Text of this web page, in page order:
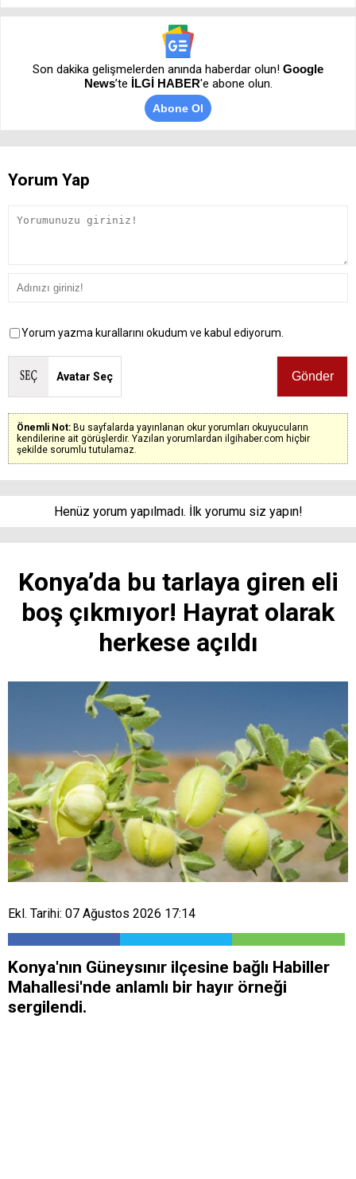
Son dakika gelişmelerden anında haberdar olun! Google
News’te İLGİ HABER'e abone olun.
Abone Ol
Yorum Yap
Yorum yazma kurallarını okudum ve kabul ediyorum.
Avatar Seç
Önemli Not: Bu sayfalarda yayınlanan okur yorumları okuyucuların
kendilerine ait görüşlerdir. Yazılan yorumlardan ilgihaber.com hiçbir
şekilde sorumlu tutulamaz.
Henüz yorum yapılmadı. İlk yorumu siz yapın!
Konya’da bu tarlaya giren eli
boş çıkmıyor! Hayrat olarak
herkese açıldı
Ekl. Tarihi: 07 Ağustos 2026 17:14
Konya'nın Güneysınır ilçesine bağlı Habiller
Mahallesi'nde anlamlı bir hayır örneği
sergilendi.